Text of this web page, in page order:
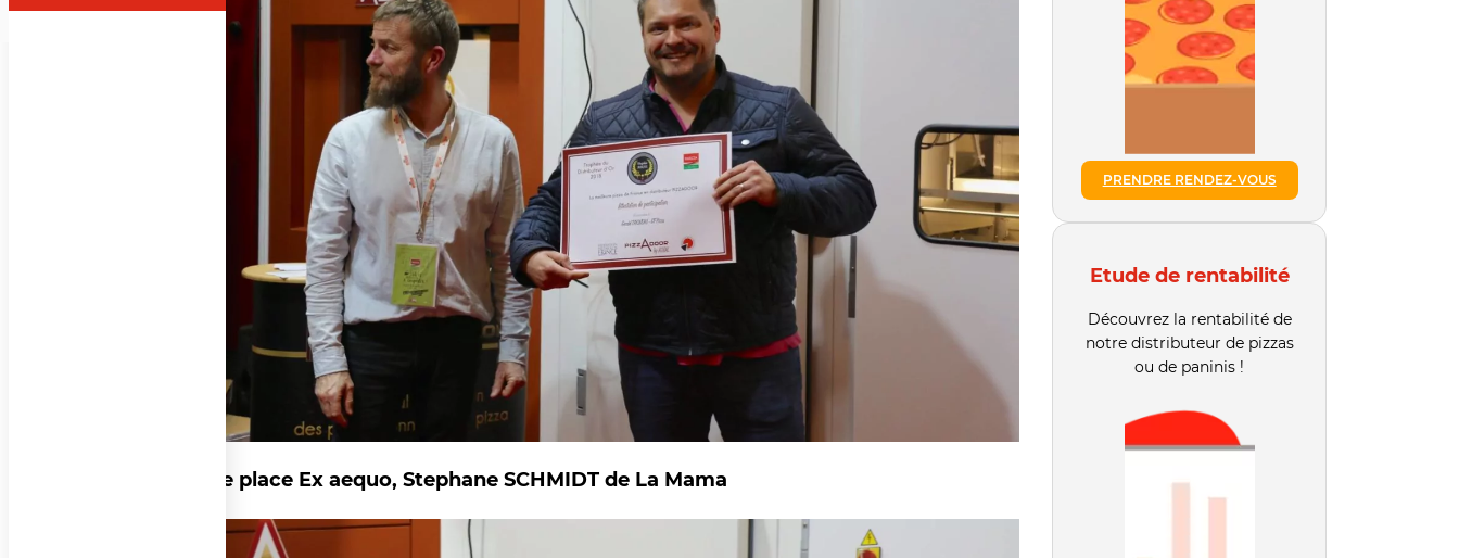
A la 4ème place Ex aequo, Stephane SCHMIDT de La Mama
PRENDRE RENDEZ-VOUS
Etude de rentabilité
Découvrez la rentabilité de
notre distributeur de pizzas
ou de paninis !